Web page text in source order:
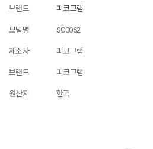
브랜드 피코그램
모델명 SC0062
제조사 피코그램
브랜드 피코그램
원산지 한국